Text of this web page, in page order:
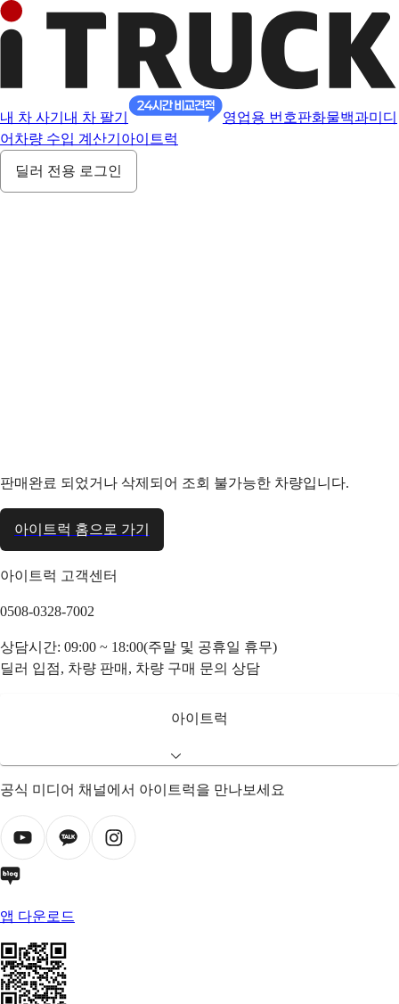
내 차 사기 내 차 팔기 영업용 번호판화물백과미디
어 차량 수입 계산기 아이트럭
딜러 전용 로그인
판매완료 되었거나 삭제되어 조회 불가능한 차량입니다.
아이트럭 홈으로 가기
아이트럭 고객센터
0508-0328-7002
상담시간: 09:00 ~ 18:00(주말 및 공휴일 휴무)
딜러 입점, 차량 판매, 차량 구매 문의 상담
아이트럭
공식 미디어 채널에서 아이트럭을 만나보세요
앱 다운로드